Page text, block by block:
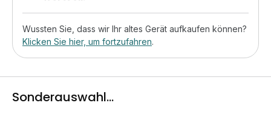
Wussten Sie, dass wir Ihr altes Gerät aufkaufen können?
Klicken Sie hier, um fortzufahren.
Sonderauswahl...